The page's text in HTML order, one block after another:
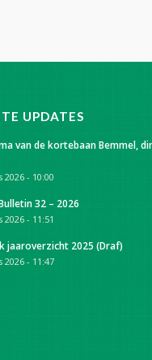
UPDATES
van de kortebaan Bemmel,
2026 - 10:00
32 – 2026
2026 - 11:51
jaaroverzicht 2025 (Draf)
2026 - 11:47